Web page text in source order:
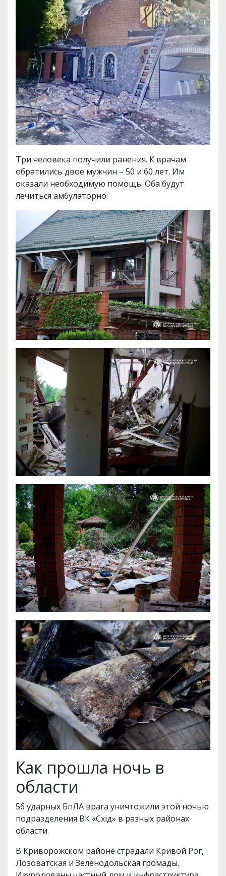
Три человека получили ранения. К врачам
обратились двое мужчин – 50 и 60 лет. Им
оказали необходимую помощь. Оба будут
лечиться амбулаторно.
Как прошла ночь в
области
56 ударных БпЛА врага уничтожили этой ночью
подразделения ВК «Схід» в разных районах
области.
В Криворожском районе страдали Кривой Рог,
Лозоватская и Зеленодольская громады.